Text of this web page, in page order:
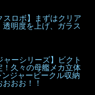
スロボ】まずはクリア
明度を上げ、ガラス
ャーシリーズ】ビクト
！久々の母艦メカ立体
ジャービークル収納
おお！！